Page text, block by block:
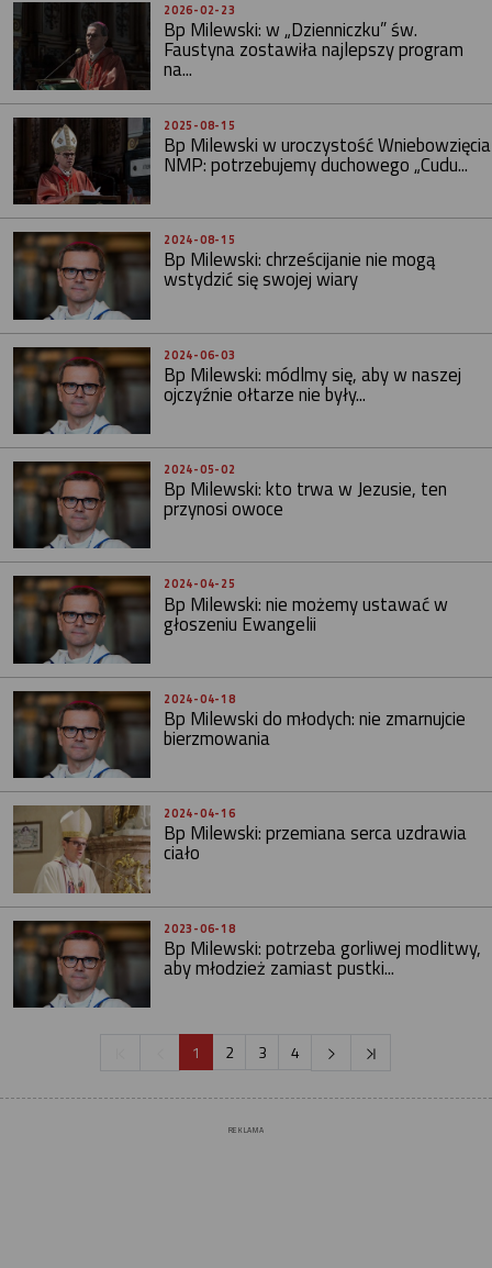
2026-02-23
Bp Milewski: w „Dzienniczku” św.
Faustyna zostawiła najlepszy program
na...
2025-08-15
Bp Milewski w uroczystość Wniebowzięcia
NMP: potrzebujemy duchowego „Cudu...
2024-08-15
Bp Milewski: chrześcijanie nie mogą
wstydzić się swojej wiary
2024-06-03
Bp Milewski: módlmy się, aby w naszej
ojczyźnie ołtarze nie były...
2024-05-02
Bp Milewski: kto trwa w Jezusie, ten
przynosi owoce
2024-04-25
Bp Milewski: nie możemy ustawać w
głoszeniu Ewangelii
2024-04-18
Bp Milewski do młodych: nie zmarnujcie
bierzmowania
2024-04-16
Bp Milewski: przemiana serca uzdrawia
ciało
2023-06-18
Bp Milewski: potrzeba gorliwej modlitwy,
aby młodzież zamiast pustki...
1 2 3 4
REKLAMA